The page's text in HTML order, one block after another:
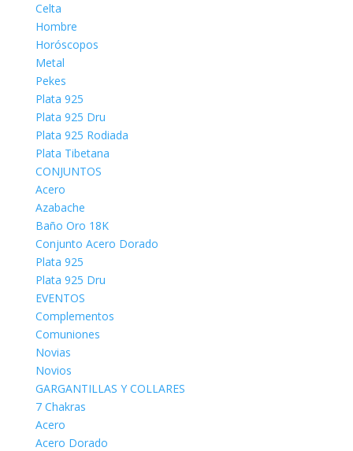
Celta
Hombre
Horóscopos
Metal
Pekes
Plata 925
Plata 925 Dru
Plata 925 Rodiada
Plata Tibetana
CONJUNTOS
Acero
Azabache
Baño Oro 18K
Conjunto Acero Dorado
Plata 925
Plata 925 Dru
EVENTOS
Complementos
Comuniones
Novias
Novios
GARGANTILLAS Y COLLARES
7 Chakras
Acero
Acero Dorado